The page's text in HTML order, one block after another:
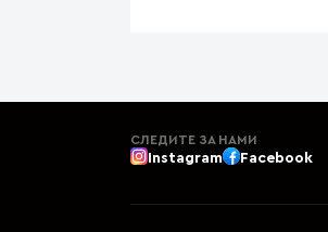
СЛЕДИТЕ ЗА НАМИ
Instagram Facebook